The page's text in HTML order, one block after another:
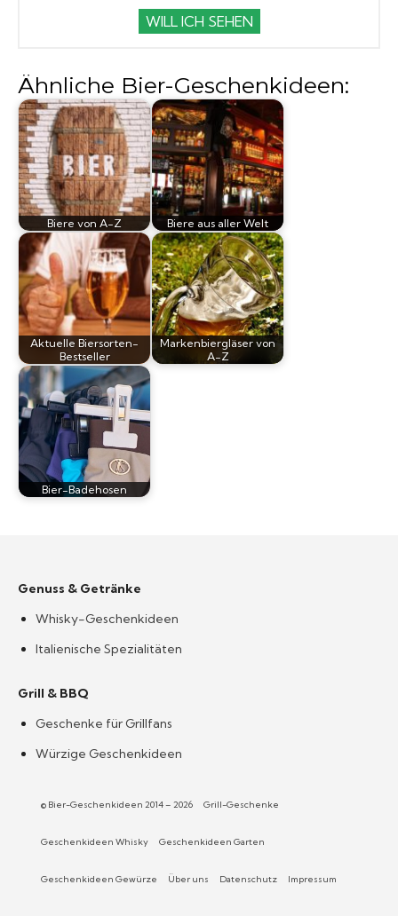
WILL ICH SEHEN
Ähnliche Bier-Geschenkideen:
Biere von A-Z Biere aus aller Welt
Aktuelle Biersorten-
Bestseller
Markenbiergläser von
A-Z
Bier-Badehosen
Genuss & Getränke
Whisky-Geschenkideen
Italienische Spezialitäten
Grill & BBQ
Geschenke für Grillfans
Würzige Geschenkideen
© Bier-Geschenkideen 2014 – 2026 Grill-Geschenke
Geschenkideen Whisky Geschenkideen Garten
Geschenkideen Gewürze Über uns Datenschutz Impressum